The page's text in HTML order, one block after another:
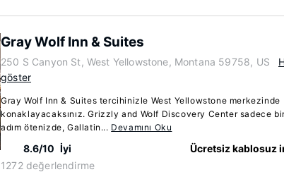
Gray Wolf Inn & Suites
250 S Canyon St, West Yellowstone, Montana 59758, US
göster
Gray Wolf Inn & Suites tercihinizle West Yellowstone merkezinde
konaklayacaksınız. Grizzly and Wolf Discovery Center sadece
adım ötenizde, Gallatin... Devamını Oku
8.6/10 İyi
1272 değerlendirme
Ücretsiz kablosuz